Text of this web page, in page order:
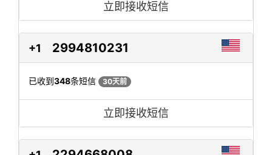
立即接收短信
+1 2994810231
已收到348条短信 30天前
立即接收短信